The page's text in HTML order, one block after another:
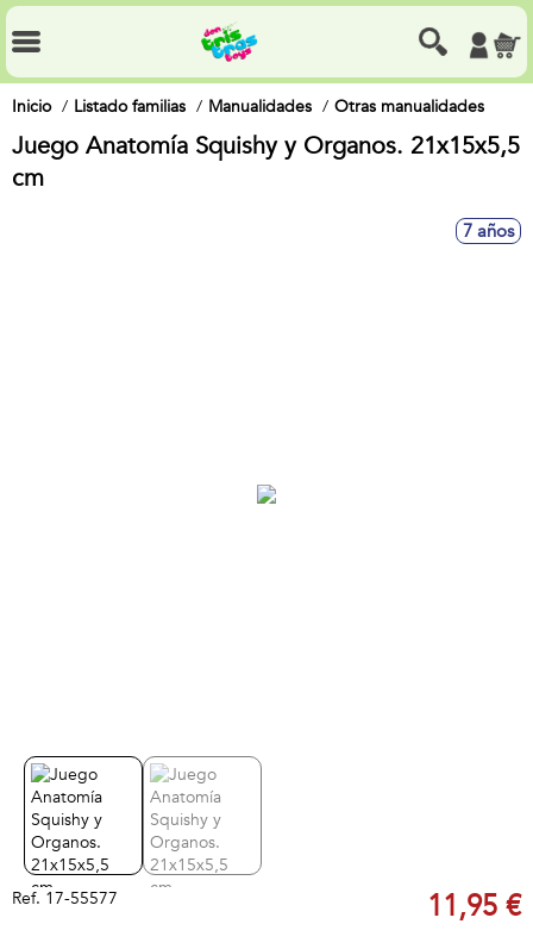
Inicio Listado familias Manualidades Otras manualidades
Juego Anatomía Squishy y Organos. 21x15x5,5
cm
7 años
Ref. 17-55577 11,95 €